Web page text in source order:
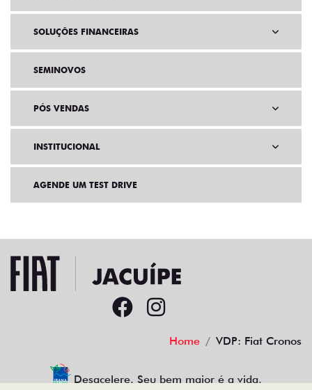
SOLUÇÕES FINANCEIRAS
SEMINOVOS
PÓS VENDAS
INSTITUCIONAL
AGENDE UM TEST DRIVE
Home VDP: Fiat Cronos
Desacelere. Seu bem maior é a vida.